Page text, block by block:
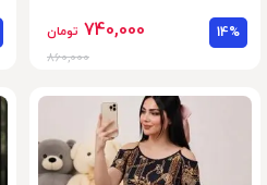
14%
740,000 تومان
860,000